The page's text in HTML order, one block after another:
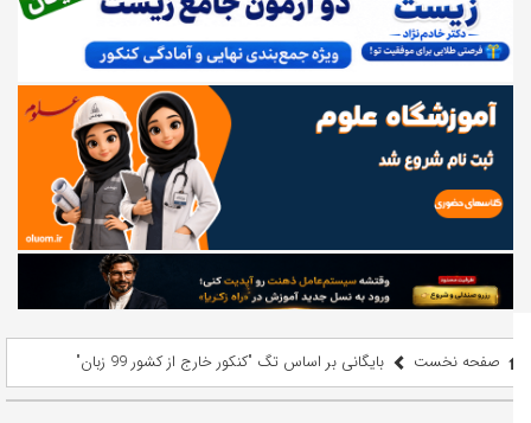
صفحه نخست بایگانی بر اساس تگ "کنکور خارج از کشور 99 زبان"